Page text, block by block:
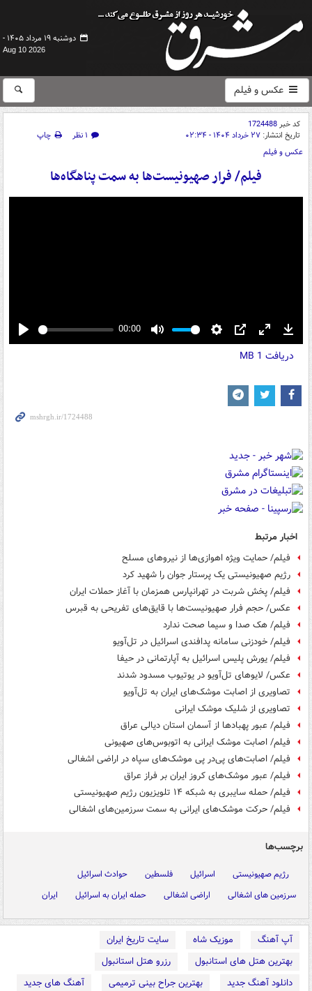
دوشنبه ۱۹ مرداد ۱۴۰۵ -
Aug 10 2026
عکس و فیلم
کد خبر1724488
تاریخ انتشار: ۲۷ خرداد ۱۴۰۴ - ۰۲:۳۴ ۱ نظر
چاپ
عکس و فیلم
فیلم/ فرار صهیونیست‌ها به سمت پناهگاه‌ها
Play
00:00
Mute Settings
PIP Enter
fullscreen
دریافت 1 MB
اخبار مرتبط
فیلم/ حمایت ویژه‌ اهوازی‌ها از نیروهای مسلح
رژیم صهیونیستی یک پرستار جوان را شهید کرد
فیلم/ پخش شربت در تهرانپارس همزمان با آغاز حملات ایران
عکس/ حجم فرار صهیونیست‌ها با قایق‌های تفریحی به قبرس
فیلم/ هک صدا و سیما صحت ندارد
فیلم/ خودزنی سامانه پدافندی اسرائیل در تل‌آویو
فیلم/ یورش پلیس اسرائیل به آپارتمانی در حیفا
عکس/ لایوهای تل‌آویو در یوتیوب مسدود شدند
تصاویری از اصابت موشک‌های ایران به تل‌آویو
تصاویری از شلیک موشک‌ ایرانی
فیلم/ عبور پهبادها از آسمان استان دیالی عراق
فیلم/ اصابت موشک ایرانی به اتوبوس‌های صهیونی
فیلم/ اصابت‌های پی‌در پی موشک‌های سپاه در اراضی اشغالی
فیلم/ عبور موشک‌های کروز ایران بر فراز عراق
فیلم/ حمله سایبری به شبکه ۱۴ تلویزیون رژیم صهیونیستی
فیلم/ حرکت موشک‌های ایرانی به سمت سرزمین‌های اشغالی
برچسب‌ها
رژیم صهیونیستی اسرائیل فلسطین
حوادث اسرائیل
سرزمین های اشغالی
اراضی اشغالی حمله ایران به اسرائیل ایران
آپ آهنگ موزیک شاه
سایت تاریخ ایران
بهترین هتل های استانبول
رزرو هتل استانبول
دانلود آهنگ جدید
بهترین جراح بینی ترمیمی
آهنگ های جدید